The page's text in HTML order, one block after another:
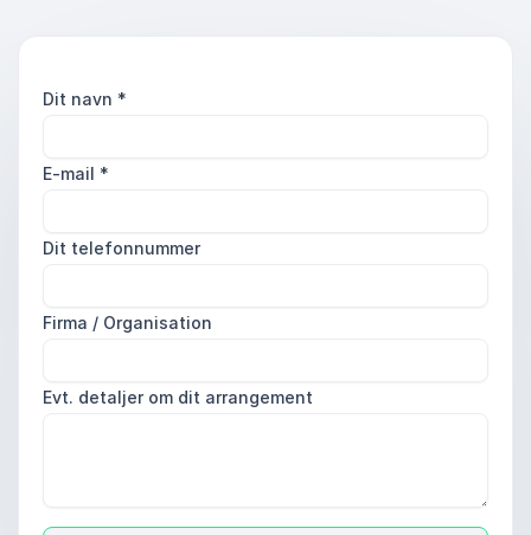
Dit navn *
E-mail *
Dit telefonnummer
Firma / Organisation
Evt. detaljer om dit arrangement